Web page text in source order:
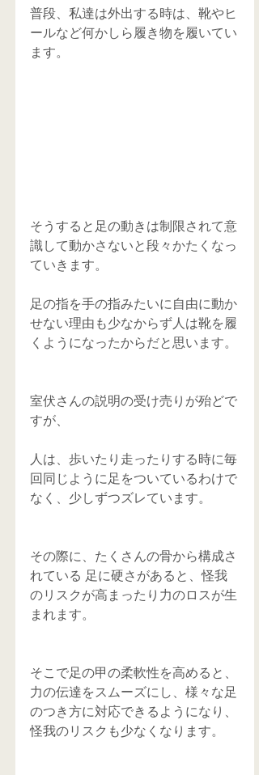
普段、私達は外出する時は、靴やヒ
ールなど何かしら履き物を履いてい
ます。
そうすると足の動きは制限されて意
識して動かさないと段々かたくなっ
ていきます。
足の指を手の指みたいに自由に動か
せない理由も少なからず人は靴を履
くようになったからだと思います。
室伏さんの説明の受け売りが殆どで
すが、
人は、歩いたり走ったりする時に毎
回同じように足をついているわけで
なく、少しずつズレています。
その際に、たくさんの骨から構成さ
れている 足に硬さがあると、怪我
のリスクが高まったり力のロスが生
まれます。
そこで足の甲の柔軟性を高めると、
力の伝達をスムーズにし、様々な足
のつき方に対応できるようになり、
怪我のリスクも少なくなります。